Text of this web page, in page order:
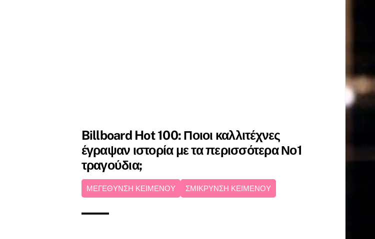
Billboard Hot 100: Ποιοι καλλιτέχνες
έγραψαν ιστορία με τα περισσότερα Νο1
τραγούδια;
ΜΕΓΕΘΥΝΣΗ ΚΕΙΜΕΝΟΥ ΣΜΙΚΡΥΝΣΗ ΚΕΙΜΕΝΟΥ